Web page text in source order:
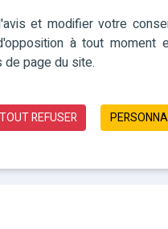
et modifier votre
à tout moment
page du site.
TOUT REFUSER